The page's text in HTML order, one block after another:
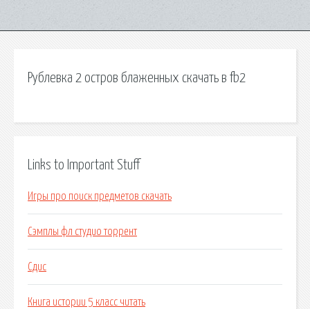
Рублевка 2 остров блаженных скачать в fb2
Links to Important Stuff
Игры про поиск предметов скачать
Сэмплы фл студио торрент
Сдис
Книга истории 5 класс читать